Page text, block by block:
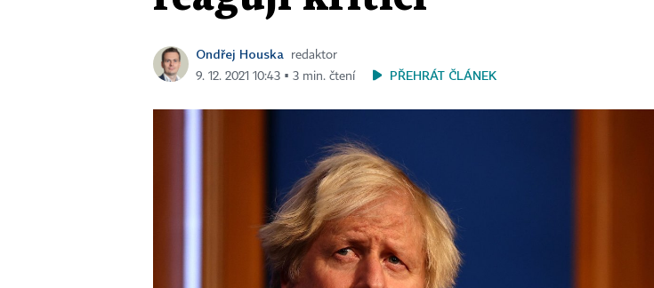
Ondřej Houska
redaktor
9. 12. 2021 10:43 ▪ 3 min. čtení
PŘEHRÁT ČLÁNEK